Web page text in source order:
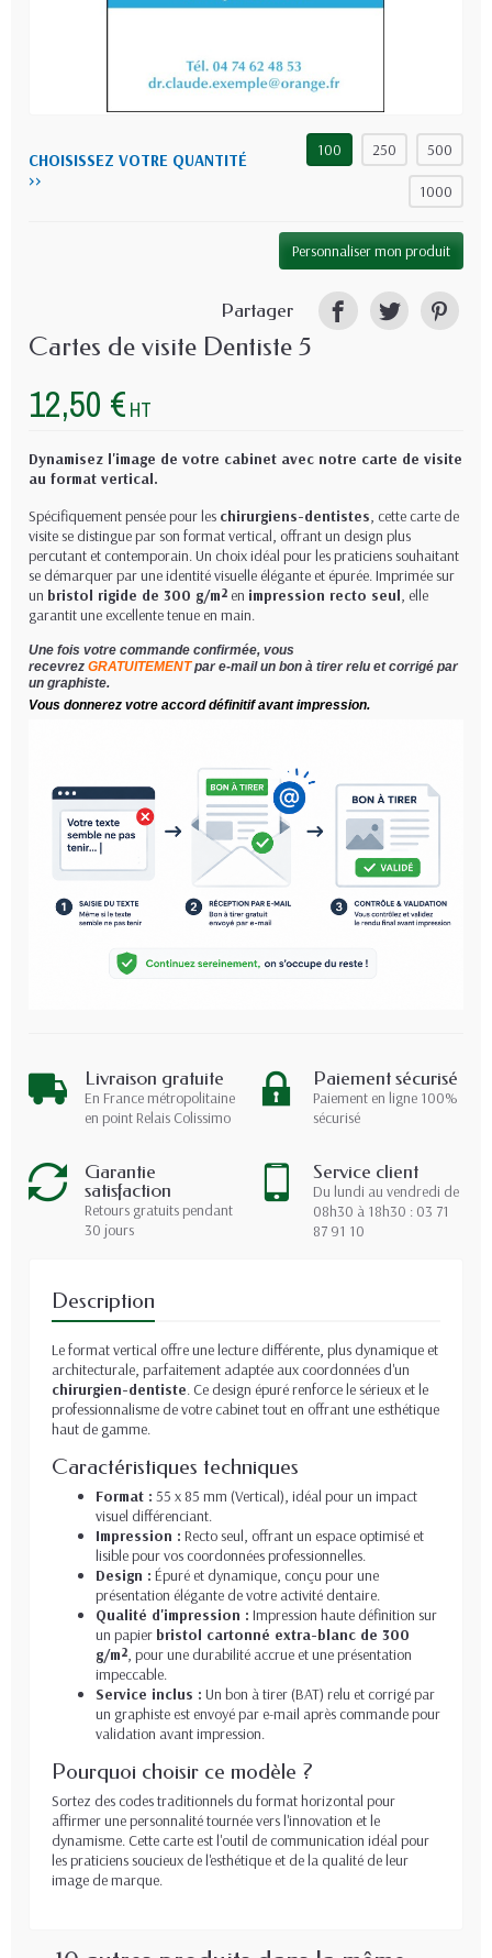
CHOISISSEZ VOTRE QUANTITÉ
>>
100 250 500
1000
Personnaliser mon produit
Partager
Cartes de visite Dentiste 5
12,50 € HT
Dynamisez l'image de votre cabinet avec notre carte de visite
au format vertical.
Spécifiquement pensée pour les chirurgiens-dentistes, cette carte de
visite se distingue par son format vertical, offrant un design plus
percutant et contemporain. Un choix idéal pour les praticiens souhaitant
se démarquer par une identité visuelle élégante et épurée. Imprimée sur
un bristol rigide de 300 g/m² en impression recto seul, elle
garantit une excellente tenue en main.
Une fois votre commande confirmée, vous
recevrez GRATUITEMENT par e-mail un bon à tirer relu et corrigé par
un graphiste.
Vous donnerez votre accord définitif avant impression.
Livraison gratuite
En France métropolitaine
en point Relais Colissimo
Paiement sécurisé
Paiement en ligne 100%
sécurisé
Garantie
satisfaction
Retours gratuits pendant
30 jours
Service client
Du lundi au vendredi de
08h30 à 18h30 : 03 71
87 91 10
Description
Le format vertical offre une lecture différente, plus dynamique et
architecturale, parfaitement adaptée aux coordonnées d'un
chirurgien-dentiste. Ce design épuré renforce le sérieux et le
professionnalisme de votre cabinet tout en offrant une esthétique
haut de gamme.
Caractéristiques techniques
Format : 55 x 85 mm (Vertical), idéal pour un impact
visuel différenciant.
Impression : Recto seul, offrant un espace optimisé et
lisible pour vos coordonnées professionnelles.
Design : Épuré et dynamique, conçu pour une
présentation élégante de votre activité dentaire.
Qualité d'impression : Impression haute définition sur
un papier bristol cartonné extra-blanc de 300
g/m², pour une durabilité accrue et une présentation
impeccable.
Service inclus : Un bon à tirer (BAT) relu et corrigé par
un graphiste est envoyé par e-mail après commande pour
validation avant impression.
Pourquoi choisir ce modèle ?
Sortez des codes traditionnels du format horizontal pour
affirmer une personnalité tournée vers l'innovation et le
dynamisme. Cette carte est l'outil de communication idéal pour
les praticiens soucieux de l'esthétique et de la qualité de leur
image de marque.